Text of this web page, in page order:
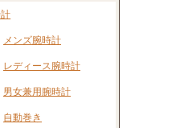
メンズ腕時計
レディース腕時計
男女兼用腕時計
自動巻き